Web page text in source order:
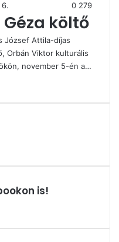
0 279
költő
József Attila-díjas
Orbán Viktor kulturális
november 5-én a…
is!